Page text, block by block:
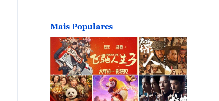
Mais Populares